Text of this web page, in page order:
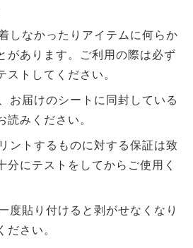
しなかったりアイテムに何らか
があります。ご利用の際は必ず
ストしてください。
お届けのシートに同封している
読みください。
ントするものに対する保証は致
分にテストをしてからご使用く
度貼り付けると剥がせなくなり
ださい。